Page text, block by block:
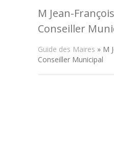
M Jean-
Conseiller
Guide des Maires » M
Conseiller Municipal